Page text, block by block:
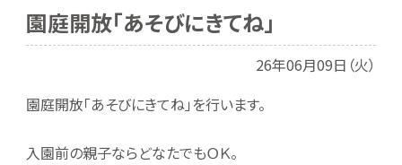
園庭開放「あそびにきてね」
26年06月09日（火）
園庭開放「あそびにきてね」を行います。
入園前の親子ならどなたでもＯＫ。